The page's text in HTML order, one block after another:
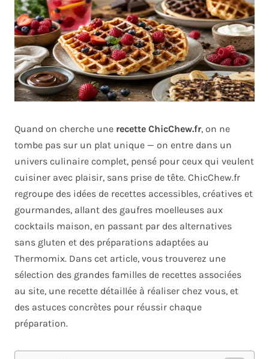
Quand on cherche une recette ChicChew.fr, on ne
tombe pas sur un plat unique — on entre dans un
univers culinaire complet, pensé pour ceux qui veulent
cuisiner avec plaisir, sans prise de tête. ChicChew.fr
regroupe des idées de recettes accessibles, créatives et
gourmandes, allant des gaufres moelleuses aux
cocktails maison, en passant par des alternatives
sans gluten et des préparations adaptées au
Thermomix. Dans cet article, vous trouverez une
sélection des grandes familles de recettes associées
au site, une recette détaillée à réaliser chez vous, et
des astuces concrètes pour réussir chaque
préparation.